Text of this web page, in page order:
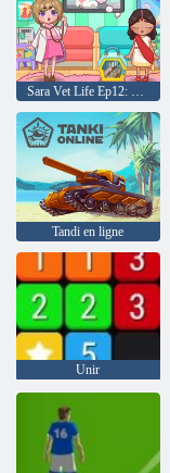
Sara Vet Life Ep12: Caméléon
Tandi en ligne
Unir